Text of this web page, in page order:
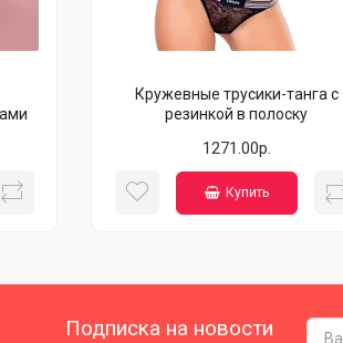
Кружевные трусики-танга с
резинкой в полоску
1271.00р.
Купить
Подписка на новости